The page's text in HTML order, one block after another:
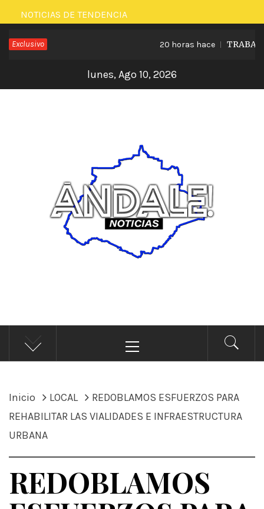
Saltar
al
contenido
NOTICIAS DE TENDENCIA
Exclusivo 20 horas hace TRABAJA
lunes, Ago 10, 2026
ÁNDALE NOTICIAS
Noticias
principal
Inicio LOCAL
REDOBLAMOS ESFUERZOS PARA
REHABILITAR LAS VIALIDADES E INFRAESTRUCTURA
URBANA
REDOBLAMOS